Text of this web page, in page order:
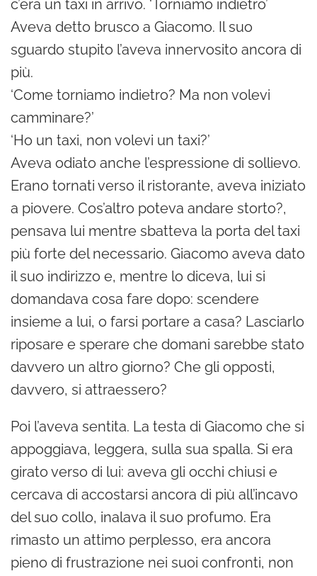
c’era un taxi in arrivo. ‘Torniamo indietro’
Aveva detto brusco a Giacomo. Il suo
sguardo stupito l’aveva innervosito ancora di
più.
‘Come torniamo indietro? Ma non volevi
camminare?’
‘Ho un taxi, non volevi un taxi?’
Aveva odiato anche l’espressione di sollievo.
Erano tornati verso il ristorante, aveva iniziato
a piovere. Cos’altro poteva andare storto?,
pensava lui mentre sbatteva la porta del taxi
più forte del necessario. Giacomo aveva dato
il suo indirizzo e, mentre lo diceva, lui si
domandava cosa fare dopo: scendere
insieme a lui, o farsi portare a casa? Lasciarlo
riposare e sperare che domani sarebbe stato
davvero un altro giorno? Che gli opposti,
davvero, si attraessero?
Poi l’aveva sentita. La testa di Giacomo che si
appoggiava, leggera, sulla sua spalla. Si era
girato verso di lui: aveva gli occhi chiusi e
cercava di accostarsi ancora di più all’incavo
del suo collo, inalava il suo profumo. Era
rimasto un attimo perplesso, era ancora
pieno di frustrazione nei suoi confronti, non